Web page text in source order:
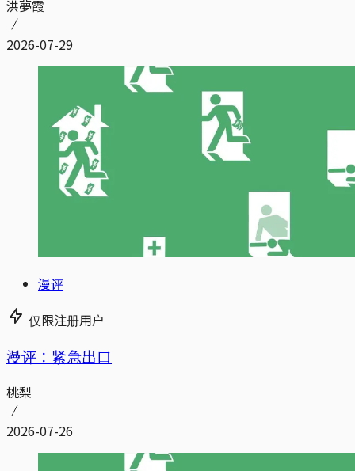
洪夢霞
2026-07-29
漫评
仅限注册用户
漫评：紧急出口
桃梨
2026-07-26